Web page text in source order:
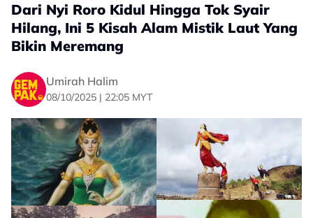
Dari Nyi Roro Kidul Hingga Tok Syair
Hilang, Ini 5 Kisah Alam Mistik Laut Yang
Bikin Meremang
Umirah Halim
08/10/2025 | 22:05 MYT